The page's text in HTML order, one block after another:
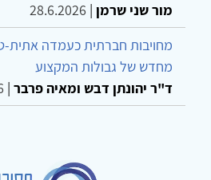
מור שני שרמן |
28.6.2026
מחויבות חברתית כעמדה אתית-
מחדש של גבולות המקצוע
ד"ר יהונתן דבש ומאיה פרבר |